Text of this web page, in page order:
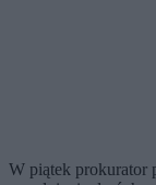
W piątek prokurator